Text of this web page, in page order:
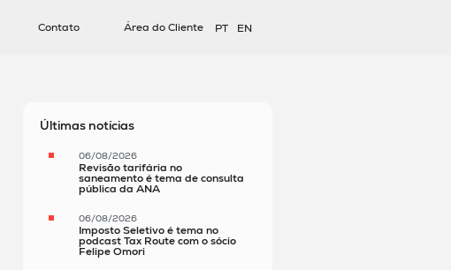
Contato Área do Cliente PT EN
Últimas notícias
06/08/2026
Revisão tarifária no
saneamento é tema de consulta
pública da ANA
06/08/2026
Imposto Seletivo é tema no
podcast Tax Route com o sócio
Felipe Omori